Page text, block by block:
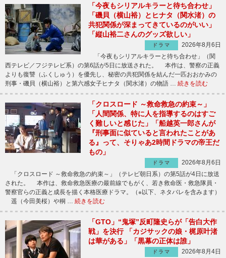
「今夜もシリアルキラーと待ち合わせ」
「磯貝（横山裕）とヒナタ（関水渚）の
共犯関係が深まってきているのがいい」
「縦山裕二さんのグッズ欲しい」
ドラマ
2026年8月6日
「今夜もシリアルキラーと待ち合わせ」（関
西テレビ／フジテレビ系）の第6話が5日に放送された。 本作は、警察の正義
よりも復讐（ふくしゅう）を優先し、秘密の共犯関係を結んだ一匹おおかみの
刑事・磯貝（横山裕）と第六感女子ヒナタ（関水渚）の物語 … 続きを読む
「クロスロード ～救命救急の約束～」
「人間関係、特に人を指導するのはすご
く難しいと感じた」「船越英一郎さんが
『刑事面に似ていると言われたことがあ
る』って、そりゃあ2時間ドラマの帝王だ
もの」
ドラマ
2026年8月6日
「クロスロード ～救命救急の約束～」（テレビ朝日系）の第5話が4日に放送
された。 本作は、救命救急医療の最前線でもがく、若き救命医・救急隊員・
警察官らの正義と成長を描く本格医療ドラマ。（※以下、ネタバレを含みます）
遥（今田美桜）や桐 … 続きを読む
「GTO」“鬼塚”反町隆史らが「告白大作
戦」を決行 「カジサックの娘・梶原叶渚
は華がある」「黒幕の正体は誰」
ドラマ
2026年8月4日